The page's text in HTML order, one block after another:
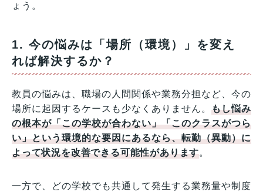
ょう。
1. 今の悩みは「場所（環境）」を変え
れば解決するか？
教員の悩みは、職場の人間関係や業務分担など、今の
場所に起因するケースも少なくありません。もし悩み
の根本が「この学校が合わない」「このクラスがつら
い」という環境的な要因にあるなら、転勤（異動）に
よって状況を改善できる可能性があります。
一方で、どの学校でも共通して発生する業務量や制度